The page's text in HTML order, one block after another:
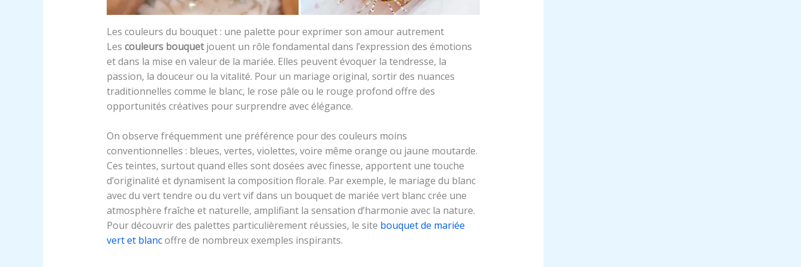
Les couleurs du bouquet : une palette pour exprimer son amour autrement
Les couleurs bouquetjouent un rôle fondamental dans l’expression des émotions
et dans la mise en valeur de la mariée. Elles peuvent évoquer la tendresse, la
passion, la douceur ou la vitalité. Pour un mariage original, sortir des nuances
traditionnelles comme le blanc, le rose pâle ou le rouge profond offre des
opportunités créatives pour surprendre avec élégance.
On observe fréquemment une préférence pour des couleurs moins
conventionnelles : bleues, vertes, violettes, voire même orange ou jaune moutarde.
Ces teintes, surtout quand elles sont dosées avec finesse, apportent une touche
d’originalité et dynamisent la composition florale. Par exemple, le mariage du blanc
avec du vert tendre ou du vert vif dans un bouquet de mariée vert blanc crée une
atmosphère fraîche et naturelle, amplifiant la sensation d’harmonie avec la nature.
Pour découvrir des palettes particulièrement réussies, le site bouquet de mariée
vert et blancoffre de nombreux exemples inspirants.